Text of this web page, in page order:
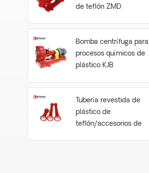
de teflón ZMD
Bomba centrífuga para
procesos químicos de
plástico KJB
Tubería revestida de
plástico de
teflón/accesorios de